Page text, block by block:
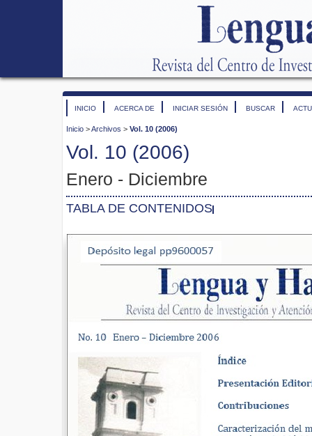
INICIO ACERCA DE INICIAR SESIÓN BUSCAR
Inicio >Archivos > Vol. 10 (2006)
Vol. 10 (2006)
Enero - Diciembre
TABLA DE CONTENIDOS